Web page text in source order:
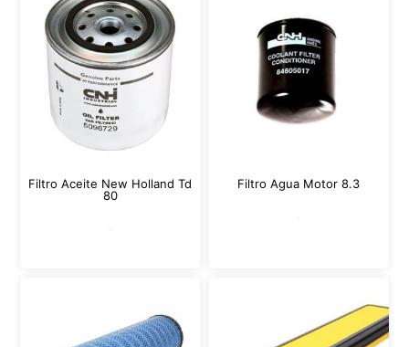
Filtro Aceite New Holland Td
80
Filtro Agua Motor 8.3